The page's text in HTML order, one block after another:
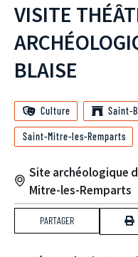
VISITE
BLAISE
Culture Saint-
Saint-Mitre-les-Remparts
Site archéologique
Mitre-les-Remparts
PARTAGER